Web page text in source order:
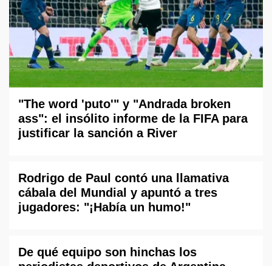
"The word 'puto'" y "Andrada broken
ass": el insólito informe de la FIFA para
justificar la sanción a River
Rodrigo de Paul contó una llamativa
cábala del Mundial y apuntó a tres
jugadores: "¡Había un humo!"
De qué equipo son hinchas los